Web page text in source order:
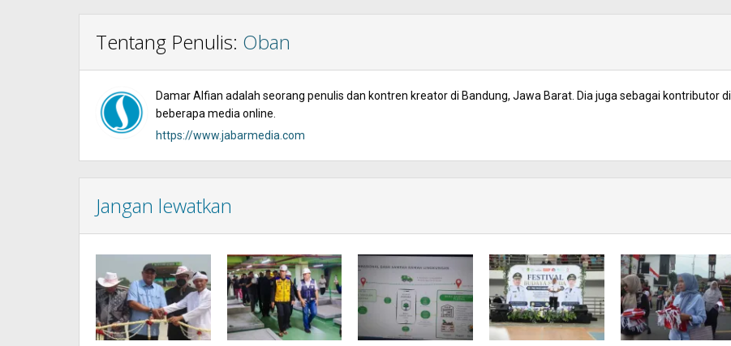
Tentang Penulis: Oban
Damar Alfian adalah seorang penulis dan kontren kreator di Bandung, Jawa Barat. Dia juga sebagai kontributor di
beberapa media online.
https://www.jabarmedia.com
Jangan lewatkan